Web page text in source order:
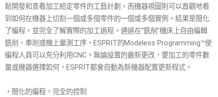
鬆開發和查看加工給定零件的工藝計劃，而機器視圖則可以直觀地看
到如何在機器上切割一個或多個零件的一個或多個實例。結果是簡化
了編程，並完全了解實際的加工過程。通過在“銑削”機床上自由編輯
銑削，車削或機上量測工序，ESPRIT的Modeless Programming™使
編程人員可以充分利用CNC。無論設置的最新更改，要加工的零件數
量或機器選擇如何，ESPRIT都會自動為新機器配置更新程式。
・簡化的編程，完全的控制